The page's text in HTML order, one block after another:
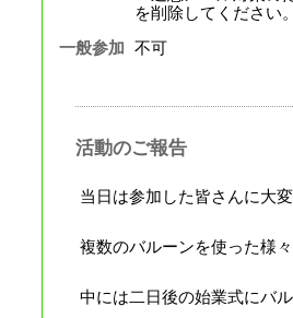
を削除してください。
一般参加 不可
活動のご報告
当日は参加した皆さんに大変
複数のバルーンを使った様
中には二日後の始業式にバ